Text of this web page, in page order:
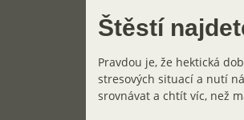
Štěstí
Pravdou je, že hektická
stresových situací a nutí
srovnávat a chtít víc, než